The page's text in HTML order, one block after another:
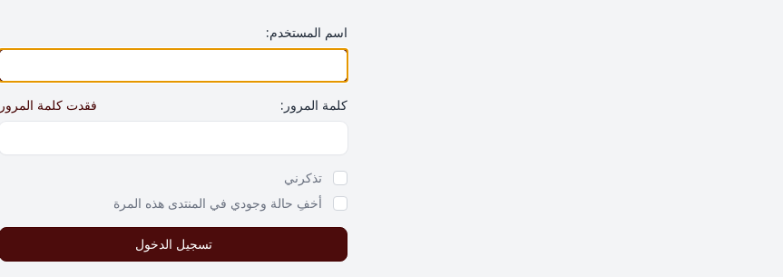
اسم المستخدم:
كلمة المرور: فقدت كلمة المرور
تذكرني
أخفِ حالة وجودي في المنتدى هذه المرة